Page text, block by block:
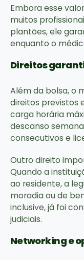
Embora esse
muitos
plantões, ele
enquanto o
Direitos
Além da bolsa, o
direitos previstos
carga horária
descanso
consecutivos e
Outro direito
Quando a
ao residente, a
moradia ou de
inclusive, já foi
judiciais.
Networking e